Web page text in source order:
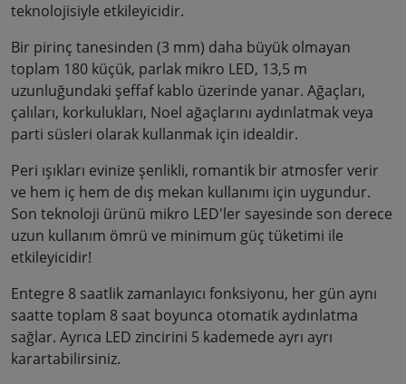
teknolojisiyle etkileyicidir.
Bir pirinç tanesinden (3 mm) daha büyük olmayan
toplam 180 küçük, parlak mikro LED, 13,5 m
uzunluğundaki şeffaf kablo üzerinde yanar. Ağaçları,
çalıları, korkulukları, Noel ağaçlarını aydınlatmak veya
parti süsleri olarak kullanmak için idealdir.
Peri ışıkları evinize şenlikli, romantik bir atmosfer verir
ve hem iç hem de dış mekan kullanımı için uygundur.
Son teknoloji ürünü mikro LED'ler sayesinde son derece
uzun kullanım ömrü ve minimum güç tüketimi ile
etkileyicidir!
Entegre 8 saatlik zamanlayıcı fonksiyonu, her gün aynı
saatte toplam 8 saat boyunca otomatik aydınlatma
sağlar. Ayrıca LED zincirini 5 kademede ayrı ayrı
karartabilirsiniz.